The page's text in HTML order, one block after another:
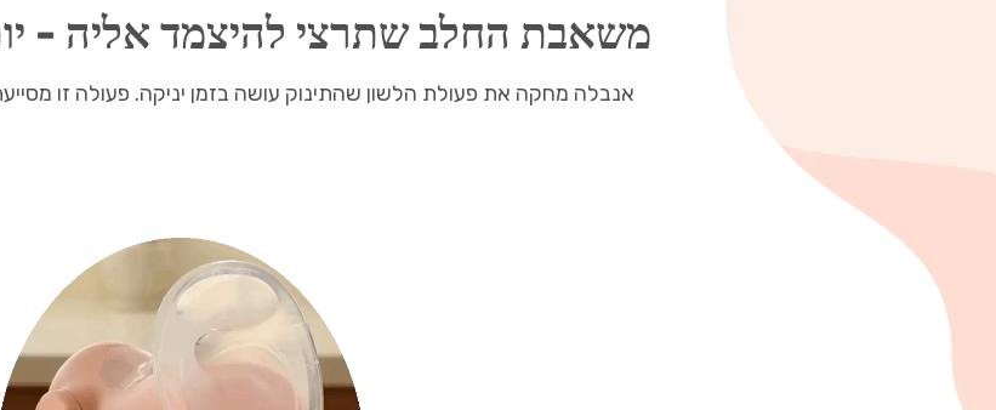
משאבת החלב שתרצי להיצמד אליה -
אנבלה מחקה את פעולת הלשון שהתינוק עושה בזמן יניקה. פעולה זו